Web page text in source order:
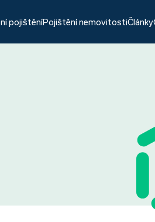
pojištěníPojištění nemovitostiČlánky